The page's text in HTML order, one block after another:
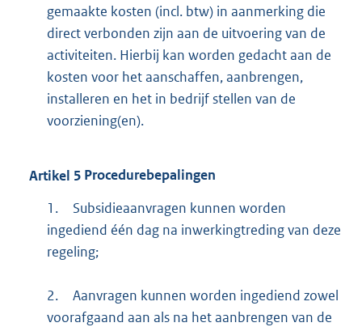
gemaakte kosten (incl. btw) in aanmerking die
direct verbonden zijn aan de uitvoering van de
activiteiten. Hierbij kan worden gedacht aan de
kosten voor het aanschaffen, aanbrengen,
installeren en het in bedrijf stellen van de
voorziening(en).
Artikel 5 Procedurebepalingen
1.
Subsidieaanvragen kunnen worden
ingediend één dag na inwerkingtreding van deze
regeling;
2.
Aanvragen kunnen worden ingediend zowel
voorafgaand aan als na het aanbrengen van de